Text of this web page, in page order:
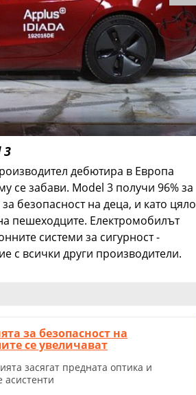
3
дебютира в Европа
се забави. Model 3 получи 96% за
безопасност на деца, и като цяло
пешеходците. Електромобилът
системи за сигурност -
с всички други производители.
за безопасност на
се увеличават
засягат предната оптика и
асистенти
продава, Тристаен
апартамент, 91 m2
Пловдив, Център,
179000 EUR